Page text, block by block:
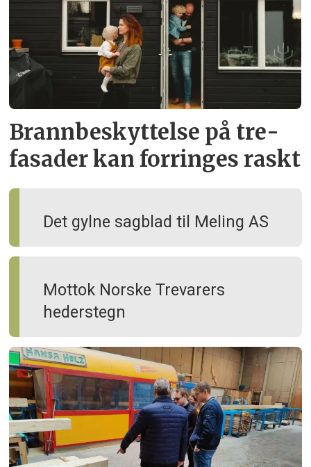
Brann­beskyttelse på tre­
fasader kan forringes raskt
Det gylne sagblad til Meling AS
Mottok Norske Trevarers
hederstegn